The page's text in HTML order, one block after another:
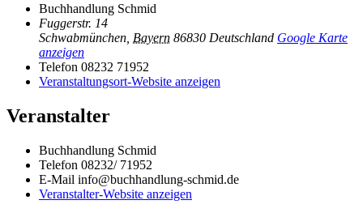
Buchhandlung Schmid
Fuggerstr. 14
Schwabmünchen Bayern 86830 Deutschland Google Karte
anzeigen
Telefon 08232 71952
Veranstaltungsort-Website anzeigen
Veranstalter
Buchhandlung Schmid
Telefon 08232/ 71952
E-Mail info@buchhandlung-schmid.de
Veranstalter-Website anzeigen